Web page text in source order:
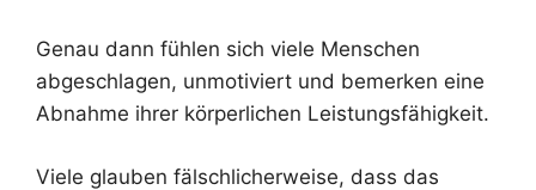
Genau dann fühlen sich viele Menschen
abgeschlagen, unmotiviert und bemerken eine
Abnahme ihrer körperlichen Leistungsfähigkeit.
Viele glauben fälschlicherweise, dass das